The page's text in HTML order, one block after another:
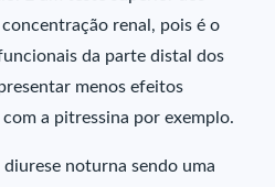
renal, pois é o
da parte distal dos
menos efeitos
a pitressina por exemplo.
noturna sendo uma